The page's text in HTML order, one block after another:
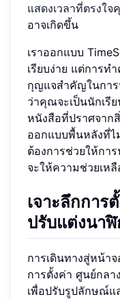
แสดงเวลาที่ตรงใ
อาจเกิดขึ้น
เราออกแบบ
เรียบง่าย แต่การท
กุญแจสำคัญในกา
ว่าคุณจะเป็นนักเรี
หนังสือที่ปราศจาก
ออกแบบพื้นหลังที่
ต้องการช่วยให้กา
จะให้ความช่วยเห
เจาะลึกการ
ปรับแต่งนา
การเดินทางสู่หน้า
การตั้งค่า ศูนย์กล
เพื่อปรับรูปลักษณ์แ